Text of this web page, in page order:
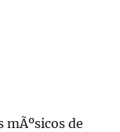
mÃºsicos de